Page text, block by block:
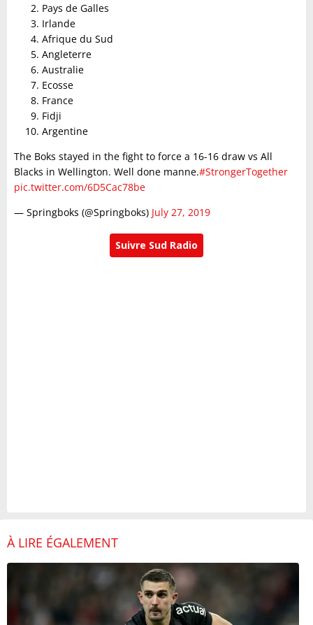
Pays de Galles
Irlande
Afrique du Sud
Angleterre
Australie
Ecosse
France
Fidji
Argentine
The Boks stayed in the fight to force a 16-16 draw vs All
Blacks in Wellington. Well done manne.#StrongerTogether
pic.twitter.com/6D5Cac78be
— Springboks (@Springboks) July 27, 2019
Suivre Sud Radio
À LIRE ÉGALEMENT